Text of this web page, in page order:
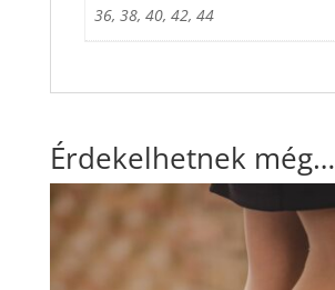
36, 38, 40, 42, 44
Érdekelhetnek még…